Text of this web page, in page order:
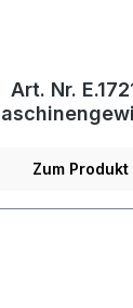
Art. Nr.
Zum Produkt